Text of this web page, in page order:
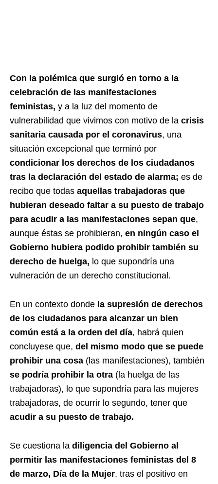
Con la polémica que surgió en torno a la
celebración de las manifestaciones
feministas, y a la luz del momento de
vulnerabilidad que vivimos con motivo de la crisis
sanitaria causada por el coronavirus, una
situación excepcional que terminó por
condicionar los derechos de los ciudadanos
tras la declaración del estado de alarma; es de
recibo que todas aquellas trabajadoras que
hubieran deseado faltar a su puesto de trabajo
para acudir a las manifestaciones sepan que,
aunque éstas se prohibieran, en ningún caso el
Gobierno hubiera podido prohibir también su
derecho de huelga, lo que supondría una
vulneración de un derecho constitucional.
En un contexto donde la supresión de derechos
de los ciudadanos para alcanzar un bien
común está a la orden del día, habrá quien
concluyese que, del mismo modo que se puede
prohibir una cosa (las manifestaciones), también
se podría prohibir la otra (la huelga de las
trabajadoras), lo que supondría para las mujeres
trabajadoras, de ocurrir lo segundo, tener que
acudir a su puesto de trabajo.
Se cuestiona la diligencia del Gobierno al
permitir las manifestaciones feministas del 8
de marzo, Día de la Mujer, tras el positivo en